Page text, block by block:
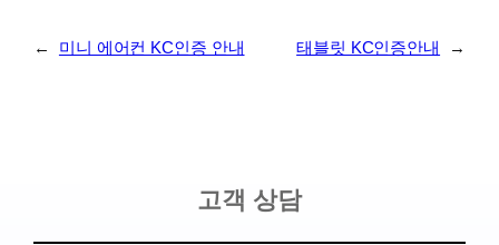
← 미니 에어컨 KC인증 안내 태블릿 KC인증안내 →
고객 상담